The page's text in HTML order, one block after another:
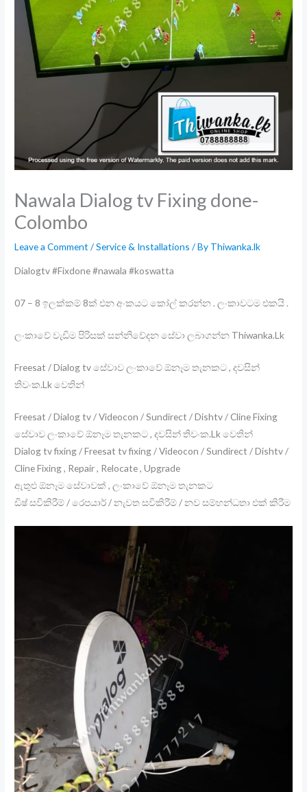
Nawala Dialog tv Fixing done-
Colombo
Leave a Comment /Service & Installations / By Thiwanka.lk
Dialogtv #Fixdone #nawala #koswatta
07 – 8 ඉලක්කම් 8ක් එන අංකයට කෝල් කරන්න . ලංකාවටම එකයි .
ලංකාවේ වැඩිම පිරිසක් සන්නිවේදන සේවා ලබාගන්න Thiwanka.Lk
Freesat / Dialog tv සේවාව ලංකාවේ ඕනෑම තැනකට , දවසින්
තිවංක.Lk වෙතින්
Freesat / Dialog tv / Videocon / Sundirect / Dishtv / Cline Fixing
සේවාව ලංකාවේ ඕනෑම තැනකට , දවසින් තිවංක.Lk වෙතින්
Dialog tv fixing / Freesat tv fixing / Videocon / Sundirect / Dishtv /
Cline Fixing , Repair , Relocate , Upgrade
ඇතුළු ඕනෑම සේවාවක් , ලංකාවේ ඕනෑම තැනකට
ඩිෂ් සවිකිරීම් / රෙපයාර් / නැවත සවිකිරීම් / නව සම්භන්ධතා එක් කිරීම